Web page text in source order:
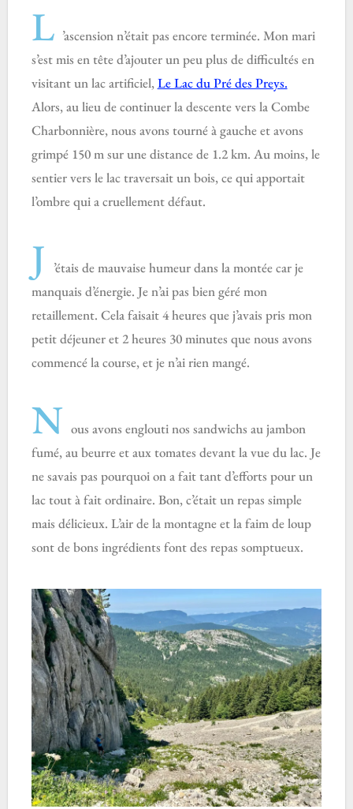
L ’ascension n’était pas encore terminée. Mon mari
s’est mis en tête d’ajouter un peu plus de difficultés en
visitant un lac artificiel,Le Lac du Pré des Preys.
Alors, au lieu de continuer la descente vers la Combe
Charbonnière, nous avons tourné à gauche et avons
grimpé 150 m sur une distance de 1.2 km. Au moins, le
sentier vers le lac traversait un bois, ce qui apportait
l’ombre qui a cruellement défaut.
J ’étais de mauvaise humeur dans la montée car je
manquais d’énergie. Je n’ai pas bien géré mon
retaillement. Cela faisait 4 heures que j’avais pris mon
petit déjeuner et 2 heures 30 minutes que nous avons
commencé la course, et je n’ai rien mangé.
N ous avons englouti nos sandwichs au jambon
fumé, au beurre et aux tomates devant la vue du lac. Je
ne savais pas pourquoi on a fait tant d’efforts pour un
lac tout à fait ordinaire. Bon, c’était un repas simple
mais délicieux. L’air de la montagne et la faim de loup
sont de bons ingrédients font des repas somptueux.